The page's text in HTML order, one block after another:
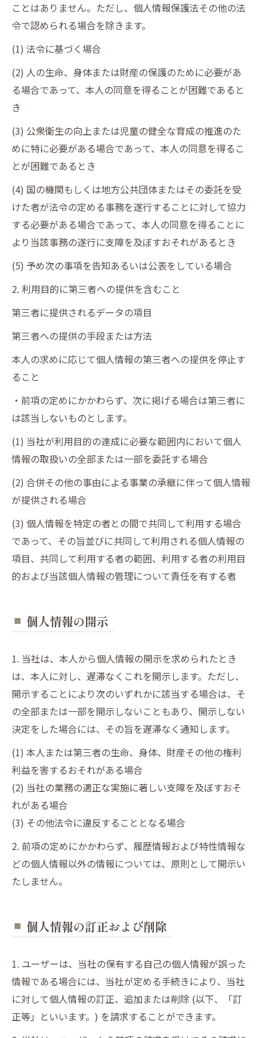
ことはありません。ただし、個人情報保護法その他の法
令で認められる場合を除きます。
(1) 法令に基づく場合
(2) 人の生命、身体または財産の保護のために必要があ
る場合であって、本人の同意を得ることが困難であると
き
(3) 公衆衛生の向上または児童の健全な育成の推進のた
めに特に必要がある場合であって、本人の同意を得るこ
とが困難であるとき
(4) 国の機関もしくは地方公共団体またはその委託を受
けた者が法令の定める事務を遂行することに対して協力
する必要がある場合であって、本人の同意を得ることに
より当該事務の遂行に支障を及ぼすおそれがあるとき
(5) 予め次の事項を告知あるいは公表をしている場合
2. 利用目的に第三者への提供を含むこと
第三者に提供されるデータの項目
第三者への提供の手段または方法
本人の求めに応じて個人情報の第三者への提供を停止す
ること
・前項の定めにかかわらず、次に掲げる場合は第三者に
は該当しないものとします。
(1) 当社が利用目的の達成に必要な範囲内において個人
情報の取扱いの全部または一部を委託する場合
(2) 合併その他の事由による事業の承継に伴って個人情報
が提供される場合
(3) 個人情報を特定の者との間で共同して利用する場合
であって、その旨並びに共同して利用される個人情報の
項目、共同して利用する者の範囲、利用する者の利用目
的および当該個人情報の管理について責任を有する者
個人情報の開示
1. 当社は、本人から個人情報の開示を求められたとき
は、本人に対し、遅滞なくこれを開示します。ただし、
開示することにより次のいずれかに該当する場合は、そ
の全部または一部を開示しないこともあり、開示しない
決定をした場合には、その旨を遅滞なく通知します。
(1) 本人または第三者の生命、身体、財産その他の権利
利益を害するおそれがある場合
(2) 当社の業務の適正な実施に著しい支障を及ぼすおそ
れがある場合
(3) その他法令に違反することとなる場合
2. 前項の定めにかかわらず、履歴情報および特性情報な
どの個人情報以外の情報については、原則として開示い
たしません。
個人情報の訂正および削除
1. ユーザーは、当社の保有する自己の個人情報が誤った
情報である場合には、当社が定める手続きにより、当社
に対して個人情報の訂正、追加または削除 (以下、「訂
正等」といいます。) を請求することができます。